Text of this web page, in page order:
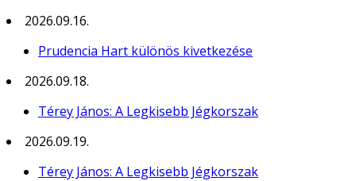
2026.09.16.
Prudencia Hart különös kivetkezése
2026.09.18.
Térey János: A Legkisebb Jégkorszak
2026.09.19.
Térey János: A Legkisebb Jégkorszak